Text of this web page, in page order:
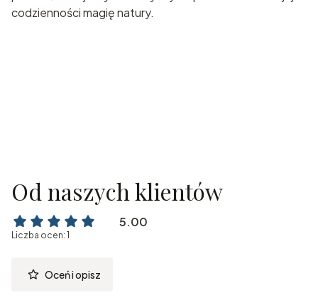
codzienności magię natury.
Od naszych klientów
5.00
Liczba ocen: 1
Oceń i opisz